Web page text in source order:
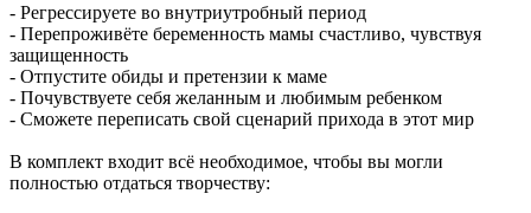
- Регрессируете во внутриутробный период
- Перепроживёте беременность мамы счастливо, чувствуя
защищенность
- Отпустите обиды и претензии к маме
- Почувствуете себя желанным и любимым ребенком
- Сможете переписать свой сценарий прихода в этот мир
В комплект входит всё необходимое, чтобы вы могли
полностью отдаться творчеству: